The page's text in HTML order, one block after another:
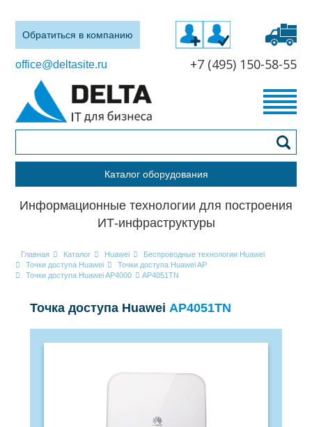
Обратиться в компанию
office@deltasite.ru +7 (495) 150-58-55
Каталог оборудования
Информационные технологии для построения
ИТ-инфраструктуры
Главная Каталог Huawei
Беспроводные технологии Huawei
Точки доступа Huawei
Точки доступа Huawei AP
Точки доступа Huawei AP4000
AP4051TN
Точка доступа Huawei AP4051TN